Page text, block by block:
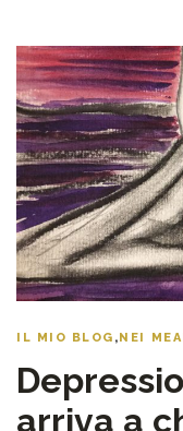
IL MIO BLOG , NEI
arriva a